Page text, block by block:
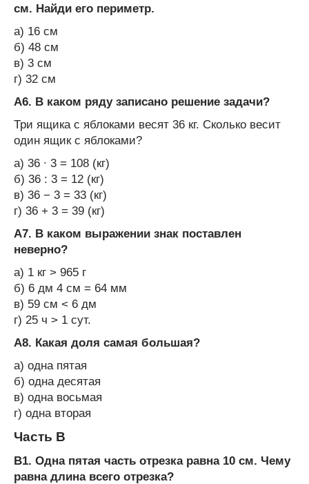
см. Найди его периметр.
а) 16 см
б) 48 см
в) 3 см
г) 32 см
А6. В каком ряду записано решение задачи?
Три ящика с яблоками весят 36 кг. Сколько весит
один ящик с яблоками?
а) 36 ∙ 3 = 108 (кг)
б) 36 : 3 = 12 (кг)
в) 36 − 3 = 33 (кг)
г) 36 + 3 = 39 (кг)
А7. В каком выражении знак поставлен
неверно?
а) 1 кг > 965 г
б) 6 дм 4 см = 64 мм
в) 59 см < 6 дм
г) 25 ч > 1 сут.
А8. Какая доля самая большая?
а) одна пятая
б) одна десятая
в) одна восьмая
г) одна вторая
Часть В
В1. Одна пятая часть отрезка равна 10 см. Чему
равна длина всего отрезка?